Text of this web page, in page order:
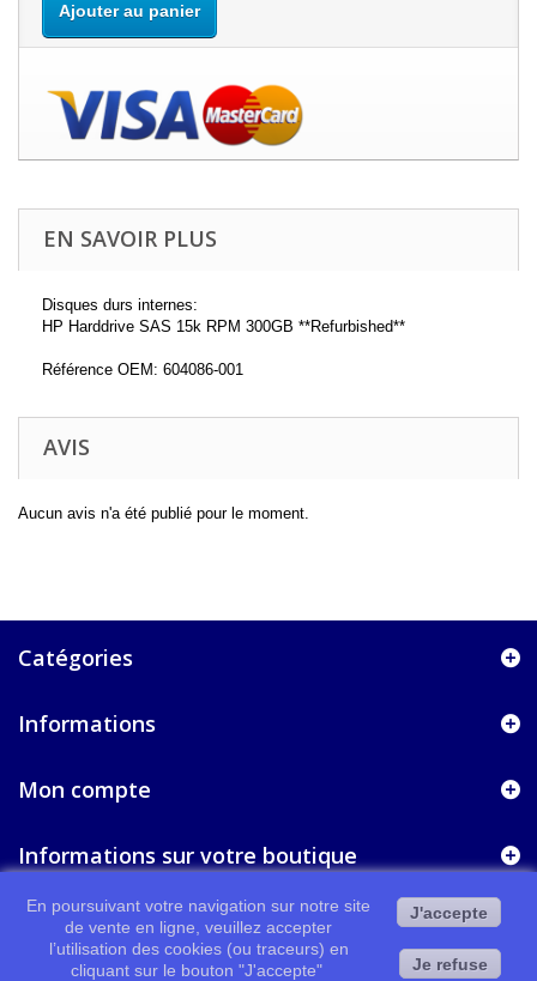
Ajouter au panier
EN SAVOIR PLUS
Disques durs internes:
HP Harddrive SAS 15k RPM 300GB **Refurbished**
Référence OEM: 604086-001
AVIS
Aucun avis n'a été publié pour le moment.
Catégories
Informations
Mon compte
Informations sur votre boutique
En poursuivant votre navigation sur notre site
de vente en ligne, veuillez accepter
l’utilisation des cookies (ou traceurs) en
cliquant sur le bouton "J'accepte"
J'accepte
Je refuse